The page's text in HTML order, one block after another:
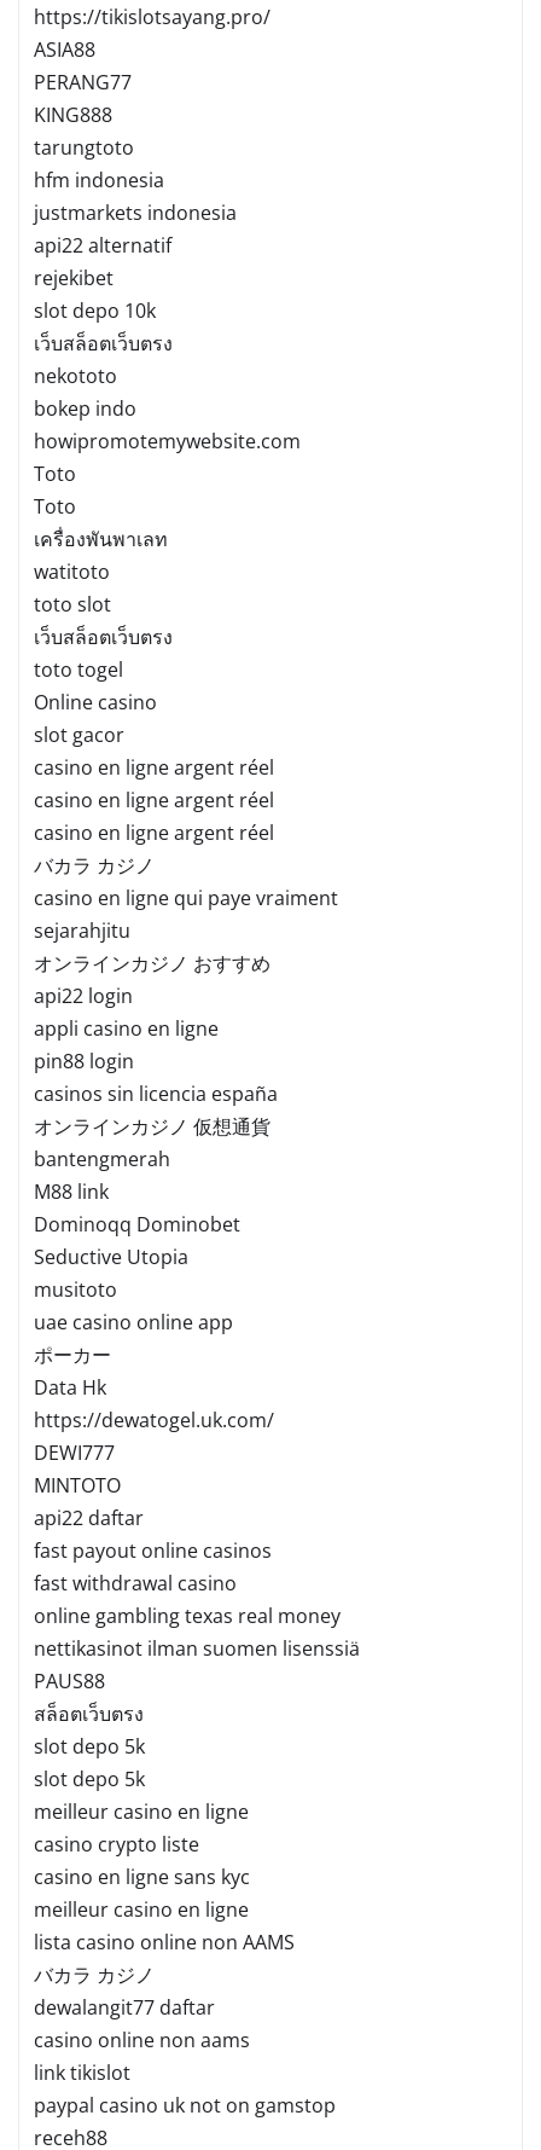
https://tikislotsayang.pro/
ASIA88
PERANG77
KING888
tarungtoto
hfm indonesia
justmarkets indonesia
api22 alternatif
rejekibet
slot depo 10k
เว็บสล็อตเว็บตรง
nekototo
bokep indo
howipromotemywebsite.com
Toto
Toto
เครื่องพันพาเลท
watitoto
toto slot
เว็บสล็อตเว็บตรง
toto togel
Online casino
slot gacor
casino en ligne argent réel
casino en ligne argent réel
casino en ligne argent réel
バカラ カジノ
casino en ligne qui paye vraiment
sejarahjitu
オンラインカジノ おすすめ
api22 login
appli casino en ligne
pin88 login
casinos sin licencia españa
オンラインカジノ 仮想通貨
bantengmerah
M88 link
Dominoqq Dominobet
Seductive Utopia
musitoto
uae casino online app
ポーカー
Data Hk
https://dewatogel.uk.com/
DEWI777
MINTOTO
api22 daftar
fast payout online casinos
fast withdrawal casino
online gambling texas real money
nettikasinot ilman suomen lisenssiä
PAUS88
สล็อตเว็บตรง
slot depo 5k
slot depo 5k
meilleur casino en ligne
casino crypto liste
casino en ligne sans kyc
meilleur casino en ligne
lista casino online non AAMS
バカラ カジノ
dewalangit77 daftar
casino online non aams
link tikislot
paypal casino uk not on gamstop
receh88